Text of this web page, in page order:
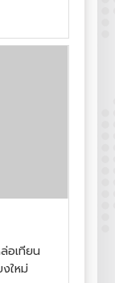
อเทียน
ใหม่